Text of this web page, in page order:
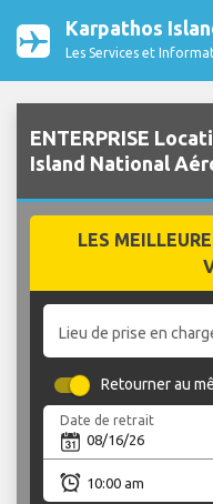
Karpathos
Les Services et
ENTERPRISE
Island National
LES
Lieu de prise en
Retourner au
Date de retrait